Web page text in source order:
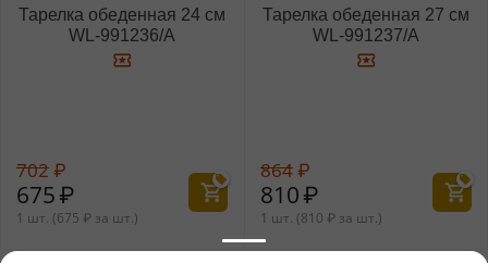
Тарелка обеденная 24 см
WL‑991236/A
702₽
675₽
1 шт. (675 ₽ за шт.)
Тарелка обеденная 27 см
WL‑991237/A
864₽
810₽
1 шт. (810 ₽ за шт.)